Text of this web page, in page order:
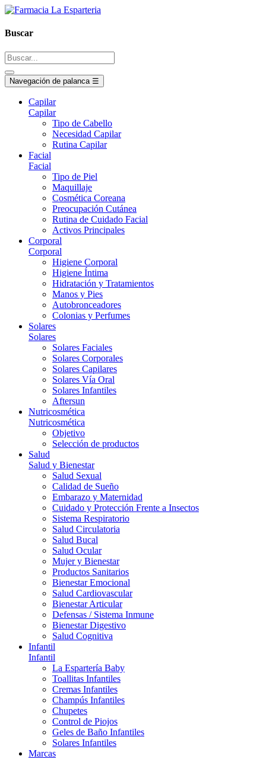
Buscar
Navegación de palanca ☰
Capilar
Capilar
Tipo de Cabello
Necesidad Capilar
Rutina Capilar
Facial
Facial
Tipo de Piel
Maquillaje
Cosmética Coreana
Preocupación Cutánea
Rutina de Cuidado Facial
Activos Principales
Corporal
Corporal
Higiene Corporal
Higiene Íntima
Hidratación y Tratamientos
Manos y Pies
Autobronceadores
Colonias y Perfumes
Solares
Solares
Solares Faciales
Solares Corporales
Solares Capilares
Solares Vía Oral
Solares Infantiles
Aftersun
Nutricosmética
Nutricosmética
Objetivo
Selección de productos
Salud
Salud y Bienestar
Salud Sexual
Calidad de Sueño
Embarazo y Maternidad
Cuidado y Protección Frente a Insectos
Sistema Respiratorio
Salud Circulatoria
Salud Bucal
Salud Ocular
Mujer y Bienestar
Productos Sanitarios
Bienestar Emocional
Salud Cardiovascular
Bienestar Articular
Defensas / Sistema Inmune
Bienestar Digestivo
Salud Cognitiva
Infantil
Infantil
La Espartería Baby
Toallitas Infantiles
Cremas Infantiles
Champús Infantiles
Chupetes
Control de Piojos
Geles de Baño Infantiles
Solares Infantiles
Marcas